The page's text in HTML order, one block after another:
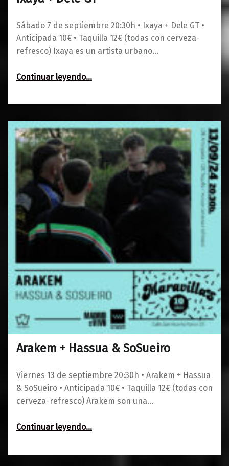
Sábado 7 de septiembre 20:30h • Ixaya + Dele GT •
Anticipada 10€ • Taquilla 12€ (todas con cerveza-
refresco) Ixaya es un artista urbano…
Continuar leyendo…
09/07/2024
Maravillas
Arakem + Hassua & SoSueiro
Viernes 13 de septiembre 20:30h • Arakem + Hassua
& SoSueiro • Anticipada 10€ • Taquilla 12€ (todas con
cerveza-refresco) Arakem son una…
Continuar leyendo…
09/07/20240
Maravillas